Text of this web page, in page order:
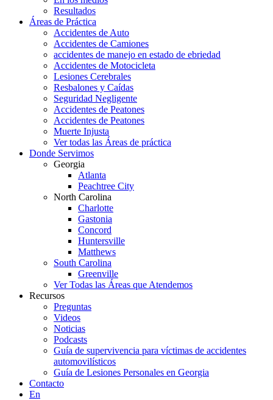
Resultados
Áreas de Práctica
Accidentes de Auto
Accidentes de Camiones
accidentes de manejo en estado de ebriedad
Accidentes de Motocicleta
Lesiones Cerebrales
Resbalones y Caídas
Seguridad Negligente
Accidentes de Peatones
Accidentes de Peatones
Muerte Injusta
Ver todas las Áreas de práctica
Donde Servimos
Georgia
Atlanta
Peachtree City
North Carolina
Charlotte
Gastonia
Concord
Huntersville
Matthews
South Carolina
Greenville
Ver Todas las Áreas que Atendemos
Recursos
Preguntas
Videos
Noticias
Podcasts
Guía de supervivencia para víctimas de accidentes
automovilísticos
Guía de Lesiones Personales en Georgia
Contacto
En